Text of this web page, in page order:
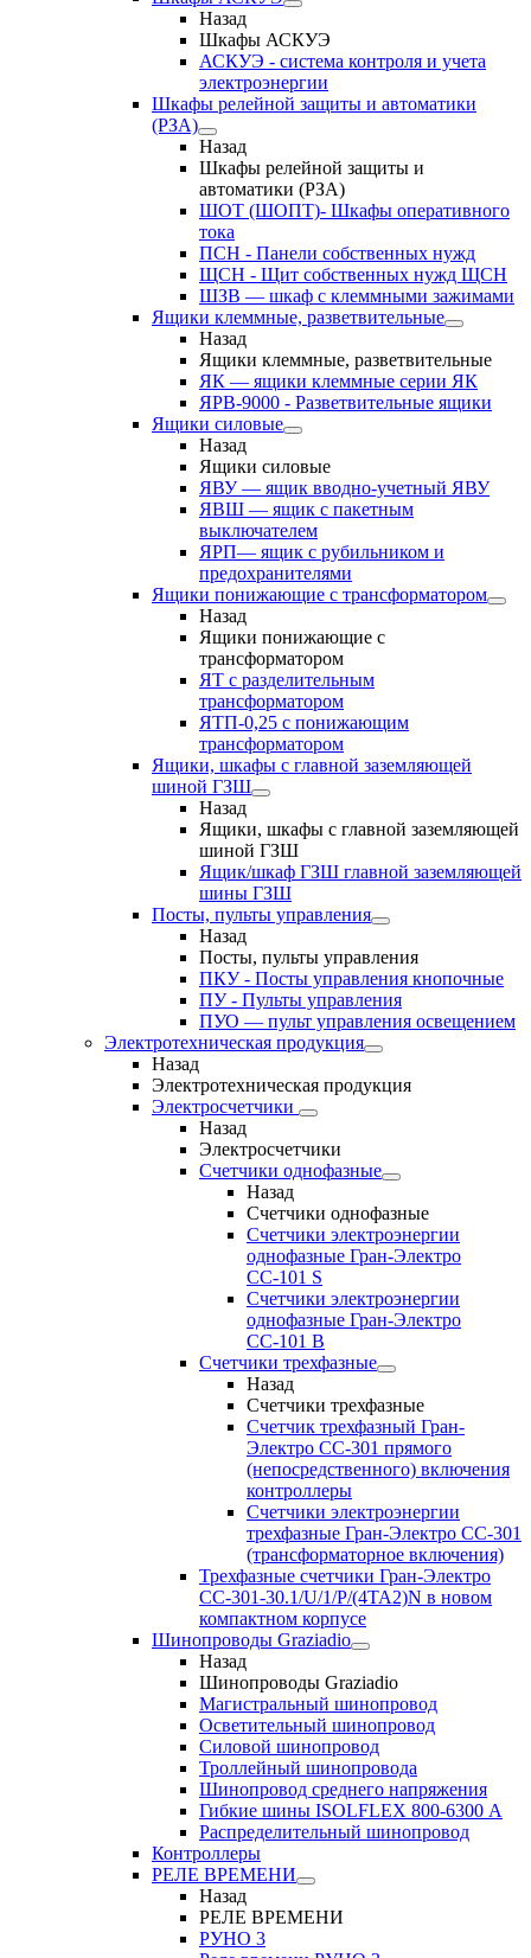
Назад
Шкафы АСКУЭ
АСКУЭ - система контроля и учета
электроэнергии
Шкафы релейной защиты и автоматики
(РЗА)
Назад
Шкафы релейной защиты и
автоматики (РЗА)
ШОТ (ШОПТ)- Шкафы оперативного
тока
ПСН - Панели собственных нужд
ЩСН - Щит собственных нужд ЩСН
ШЗВ — шкаф с клеммными зажимами
Ящики клеммные, разветвительные
Назад
Ящики клеммные, разветвительные
ЯК — ящики клеммные серии ЯК
ЯРВ-9000 - Разветвительные ящики
Ящики силовые
Назад
Ящики силовые
ЯВУ — ящик вводно-учетный ЯВУ
ЯВШ — ящик с пакетным
выключателем
ЯРП— ящик с рубильником и
предохранителями
Ящики понижающие с трансформатором
Назад
Ящики понижающие с
трансформатором
ЯТ с разделительным
трансформатором
ЯТП-0,25 с понижающим
трансформатором
Ящики, шкафы с главной заземляющей
шиной ГЗШ
Назад
Ящики, шкафы с главной заземляющей
шиной ГЗШ
Ящик/шкаф ГЗШ главной заземляющей
шины ГЗШ
Посты, пульты управления
Назад
Посты, пульты управления
ПКУ - Посты управления кнопочные
ПУ - Пульты управления
ПУО — пульт управления освещением
Электротехническая продукция
Назад
Электротехническая продукция
Электросчетчики
Назад
Электросчетчики
Счетчики однофазные
Назад
Счетчики однофазные
Счетчики электроэнергии
однофазные Гран-Электро
СС-101 S
Счетчики электроэнергии
однофазные Гран-Электро
СС-101 B
Счетчики трехфазные
Назад
Счетчики трехфазные
Счетчик трехфазный Гран-
Электро CC-301 прямого
(непосредственного) включения
контроллеры
Счетчики электроэнергии
трехфазные Гран-Электро CC-301
(трансформаторное включения)
Трехфазные счетчики Гран-Электро
СС-301-30.1/U/1/P/(4TA2)N в новом
компактном корпусе
Шинопроводы Graziadio
Назад
Шинопроводы Graziadio
Магистральный шинопровод
Осветительный шинопровод
Силовой шинопровод
Троллейный шинопровода
Шинопровод среднего напряжения
Гибкие шины ISOLFLEX 800-6300 А
Распределительный шинопровод
Контроллеры
РЕЛЕ ВРЕМЕНИ
Назад
РЕЛЕ ВРЕМЕНИ
РУНО 3